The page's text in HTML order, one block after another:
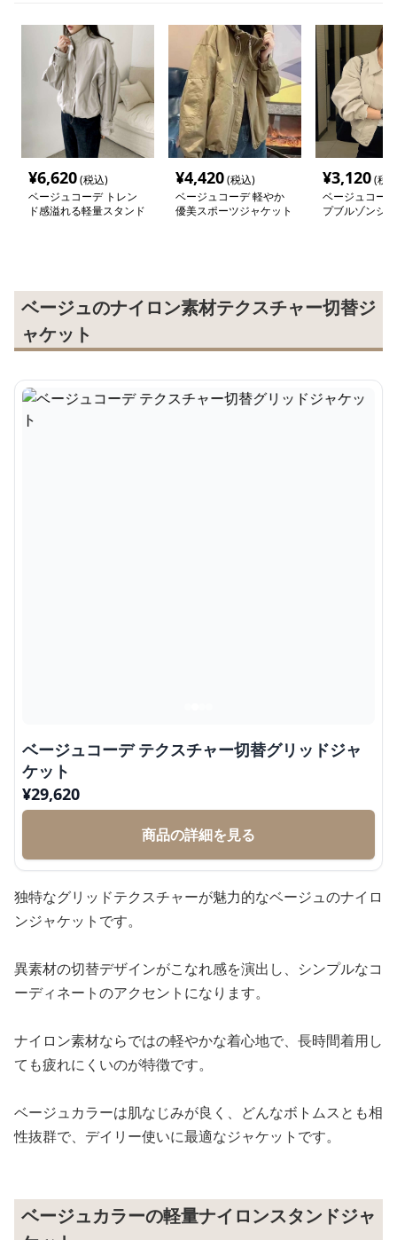
¥6,620(税込)
ベージュコーデ トレン
ド感溢れる軽量スタンド
¥4,420(税込)
ベージュコーデ 軽やか
優美スポーツジャケット
¥3,120(税
ベージュコー
プブルゾンジ
ベージュのナイロン素材テクスチャー切替ジ
ャケット
ベージュコーデ テクスチャー切替グリッドジャ
ケット
¥29,620
商品の詳細を見る
独特なグリッドテクスチャーが魅力的なベージュのナイロ
ンジャケットです。
異素材の切替デザインがこなれ感を演出し、シンプルなコ
ーディネートのアクセントになります。
ナイロン素材ならではの軽やかな着心地で、長時間着用し
ても疲れにくいのが特徴です。
ベージュカラーは肌なじみが良く、どんなボトムスとも相
性抜群で、デイリー使いに最適なジャケットです。
ベージュカラーの軽量ナイロンスタンドジャ